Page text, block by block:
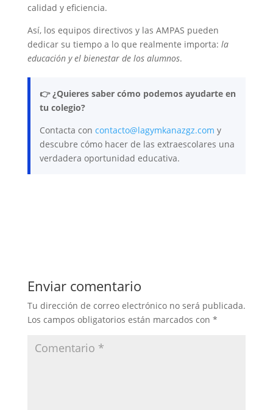
calidad y eficiencia.
Así, los equipos directivos y las AMPAS pueden
dedicar su tiempo a lo que realmente importa: la
educación y el bienestar de los alumnos.
👉 ¿Quieres saber cómo podemos ayudarte en
tu colegio?
Contacta con contacto@lagymkanazgz.com y
descubre cómo hacer de las extraescolares una
verdadera oportunidad educativa.
Enviar comentario
Tu dirección de correo electrónico no será publicada.
Los campos obligatorios están marcados con *